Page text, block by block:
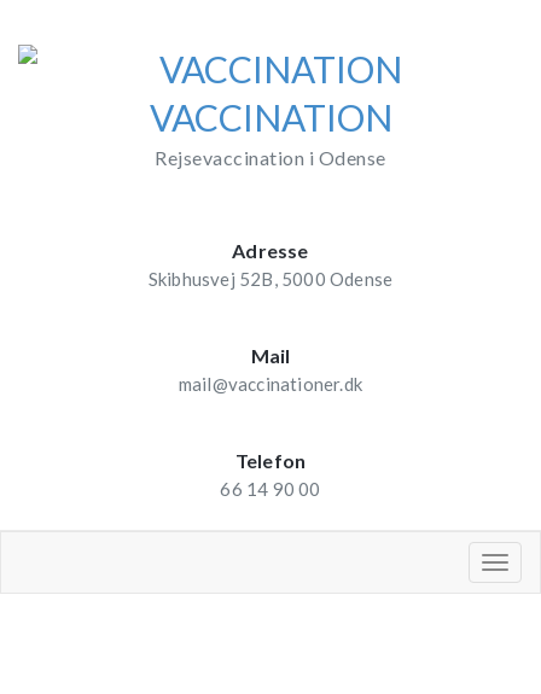
content
VACCINATION
Rejsevaccination i Odense
Adresse
Skibhusvej 52B, 5000 Odense
Mail
mail@vaccinationer.dk
Telefon
66 14 90 00